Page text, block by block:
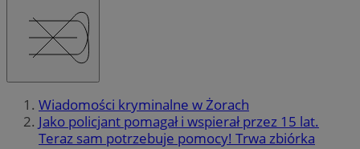
Wiadomości kryminalne w Żorach
Jako policjant pomagał i wspierał przez 15 lat.
Teraz sam potrzebuje pomocy! Trwa zbiórka